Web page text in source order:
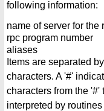
following information:
name of server for the
rpc program number
aliases
Items are separated
characters. A '#'
characters from the '#'
interpreted by